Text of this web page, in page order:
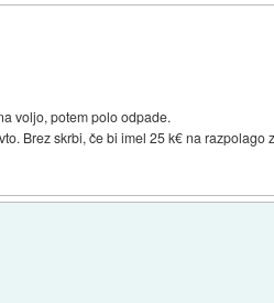
voljo, potem polo odpade.
Brez skrbi, če bi imel 25 k€ na